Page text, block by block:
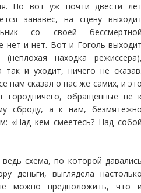
Но вот уж почти двести
занавес, на сцену
со своей
нет и нет. Вот и Гоголь
находка
так и уходит, ничего не
нам сказал о нас же самих, и
городничего, обращенные не
сброду, а к нам,
«Над кем смеетесь? Над
схема, по которой
деньги, выглядела
можно предположить, что